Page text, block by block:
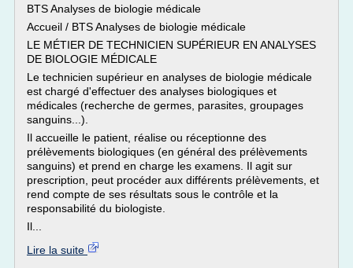
BTS Analyses de biologie médicale
Accueil / BTS Analyses de biologie médicale
LE MÉTIER DE TECHNICIEN SUPÉRIEUR EN ANALYSES
DE BIOLOGIE MÉDICALE
Le technicien supérieur en analyses de biologie médicale
est chargé d'effectuer des analyses biologiques et
médicales (recherche de germes, parasites, groupages
sanguins...).
Il accueille le patient, réalise ou réceptionne des
prélèvements biologiques (en général des prélèvements
sanguins) et prend en charge les examens. Il agit sur
prescription, peut procéder aux différents prélèvements, et
rend compte de ses résultats sous le contrôle et la
responsabilité du biologiste.
Il...
Lire la suite